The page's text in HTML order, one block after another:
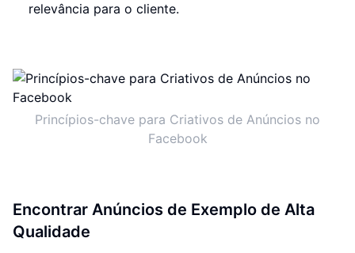
relevância para o cliente.
Princípios-chave para Criativos de Anúncios no
Facebook
Encontrar Anúncios de Exemplo de Alta
Qualidade